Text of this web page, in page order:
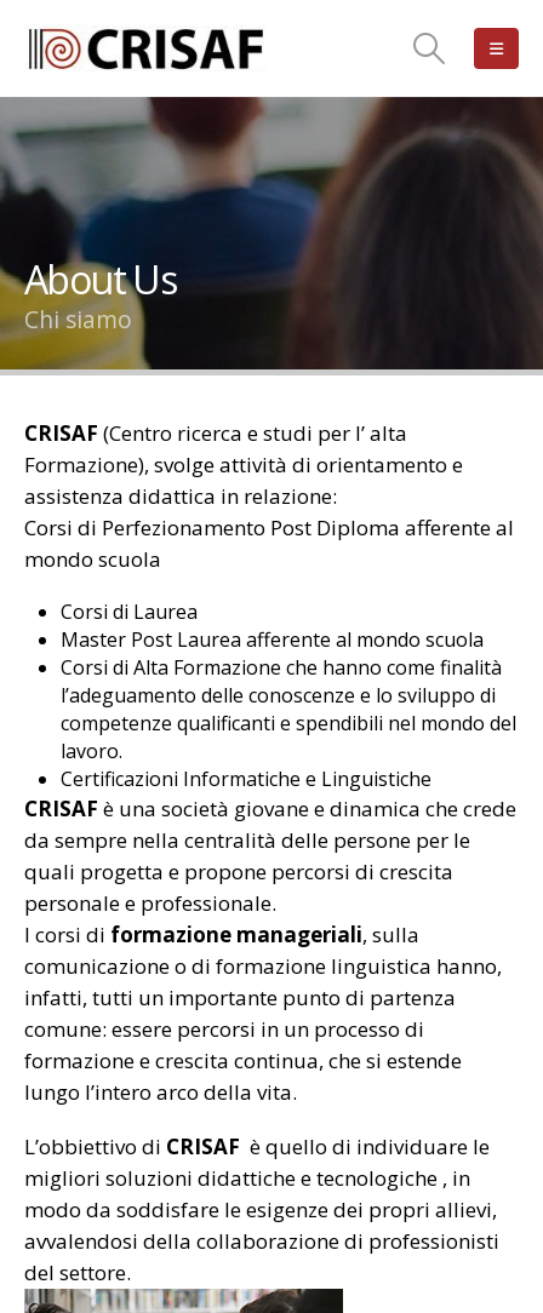
About Us
Chi siamo
CRISAF (Centro ricerca e studi per l’ alta
Formazione), svolge attività di orientamento e
assistenza didattica in relazione:
Corsi di Perfezionamento Post Diploma afferente al
mondo scuola
Corsi di Laurea
Master Post Laurea afferente al mondo scuola
Corsi di Alta Formazione che hanno come finalità
l’adeguamento delle conoscenze e lo sviluppo di
competenze qualificanti e spendibili nel mondo del
lavoro.
Certificazioni Informatiche e Linguistiche
CRISAF è una società giovane e dinamica che crede
da sempre nella centralità delle persone per le
quali progetta e propone percorsi di crescita
personale e professionale.
I corsi di formazione manageriali, sulla
comunicazione o di formazione linguistica hanno,
infatti, tutti un importante punto di partenza
comune: essere percorsi in un processo di
formazione e crescita continua, che si estende
lungo l’intero arco della vita.
L’obbiettivo di CRISAF è quello di individuare le
migliori soluzioni didattiche e tecnologiche , in
modo da soddisfare le esigenze dei propri allievi,
avvalendosi della collaborazione di professionisti
del settore.